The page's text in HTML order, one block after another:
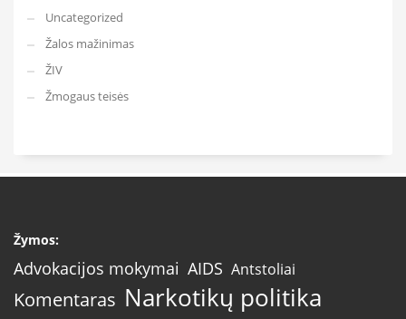
Uncategorized
Žalos mažinimas
ŽIV
Žmogaus teisės
Žymos:
Advokacijos mokymai AIDS Antstoliai
Komentaras Narkotikų politika